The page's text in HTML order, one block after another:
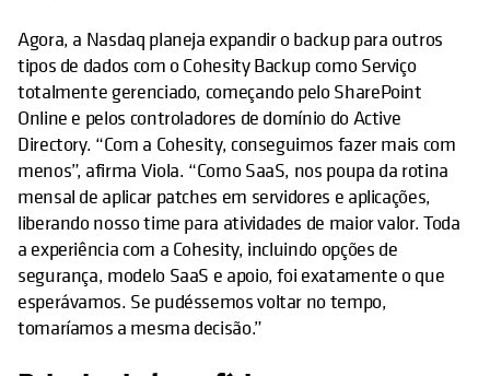
Agora, a Nasdaq planeja expandir o backup para outros
tipos de dados com o Cohesity Backup como Serviço
totalmente gerenciado, começando pelo SharePoint
Online e pelos controladores de domínio do Active
Directory. “Com a Cohesity, conseguimos fazer mais com
menos”, afirma Viola. “Como SaaS, nos poupa da rotina
mensal de aplicar patches em servidores e aplicações,
liberando nosso time para atividades de maior valor. Toda
a experiência com a Cohesity, incluindo opções de
segurança, modelo SaaS e apoio, foi exatamente o que
esperávamos. Se pudéssemos voltar no tempo,
tomaríamos a mesma decisão.”